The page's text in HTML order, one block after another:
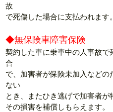
故
で死傷した場合に支払われます。
◆無保険車障害保険
契約した車に乗車中の人事故
合
で、加害者が保険未加入など
ない
とき、またひき逃げで加害者
その損害を補償しもらえます。